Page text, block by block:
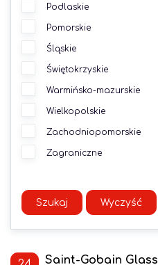
Podlaskie
Pomorskie
Śląskie
Świętokrzyskie
Warmińsko-mazurskie
Wielkopolskie
Zachodniopomorskie
Zagraniczne
Szukaj Wyczyść
Saint-Gobain Glass